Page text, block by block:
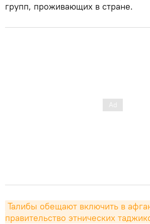
групп, проживающих в стране.
Талибы обещают включить в
правительство этнических